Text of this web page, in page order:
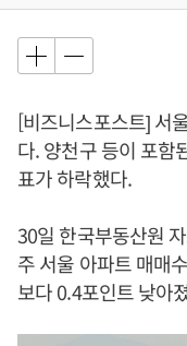
[비즈니스포스트] 서
다. 양천구 등이 포함
표가 하락했다.
30일 한국부동산원
주 서울 아파트 매매
보다 0.4포인트 낮아